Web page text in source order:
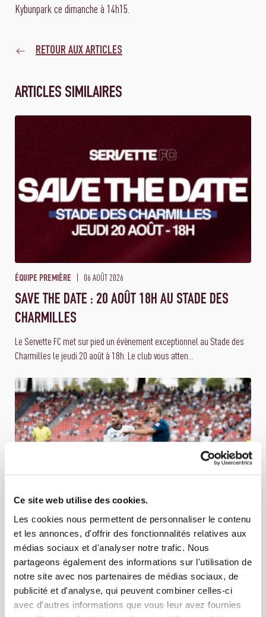
Ce site web utilise des cookies.
Les cookies nous permettent de personnaliser le contenu
et les annonces, d'offrir des fonctionnalités relatives aux
médias sociaux et d'analyser notre trafic. Nous
partageons également des informations sur l'utilisation de
notre site avec nos partenaires de médias sociaux, de
publicité et d'analyse, qui peuvent combiner celles-ci
avec d'autres informations que vous leur avez fournies
Kybunpark ce dimanche à 14h15.
RETOUR AUX ARTICLES
ARTICLES SIMILAIRES
ÉQUIPE PREMIÈRE 06 AOÛT 2026
SAVE THE DATE : 20 AOÛT 18H AU STADE DES
CHARMILLES
Le Servette FC met sur pied un évènement exceptionnel au Stade des
Charmilles le jeudi 20 août à 18h. Le club vous atten...
01 AOÛT 2026
FC ZÜRICH – SERVETTE FC 2-1 (1-0)
Les Grenat s’inclinent à Zürich dans le cadre de la deuxième journée
de Brack Super League. Le Servette FC n’a pas réuss...